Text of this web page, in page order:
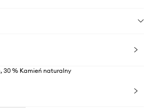
30 % Kamień naturalny